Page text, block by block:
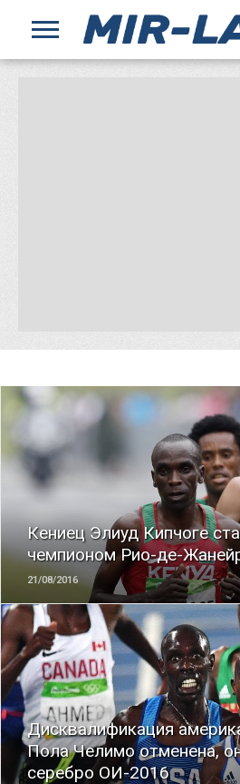
Кениец Элиуд Кипчоге
чемпионом Рио-де-
21/08/2016
ЧИТАТЬ
Дисквалификация
Пола Челимо отменена,
серебро ОИ-2016
ЧИТАТЬ